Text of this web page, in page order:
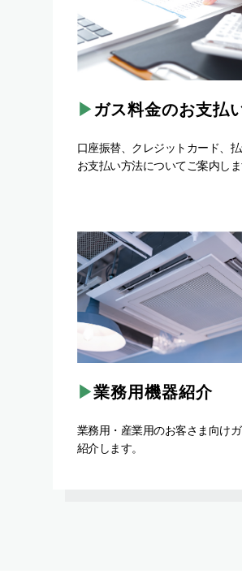
ガス料金のお支払
口座振替、クレジットカード、
お支払い方法についてご案内しま
業務用機器紹介
業務用・産業用のお客さま向け
紹介します。